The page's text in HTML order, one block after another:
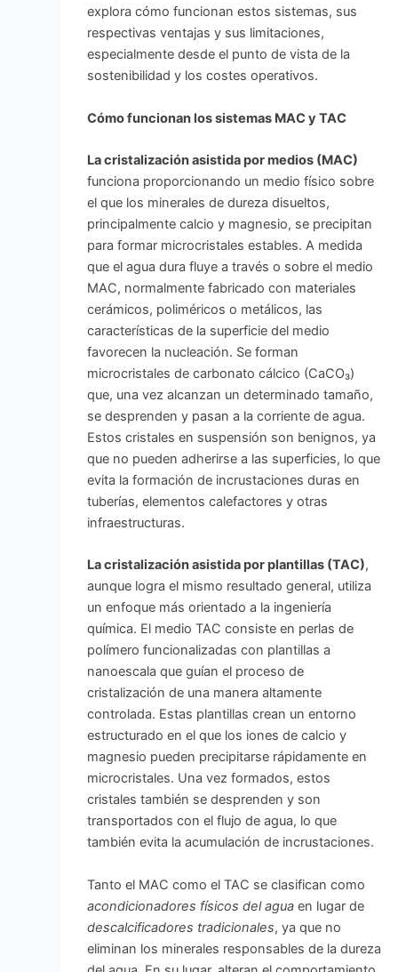
explora cómo funcionan estos sistemas, sus
respectivas ventajas y sus limitaciones,
especialmente desde el punto de vista de la
sostenibilidad y los costes operativos.
Cómo funcionan los sistemas MAC y TAC
La cristalización asistida por medios (MAC)
funciona proporcionando un medio físico sobre
el que los minerales de dureza disueltos,
principalmente calcio y magnesio, se precipitan
para formar microcristales estables. A medida
que el agua dura fluye a través o sobre el medio
MAC, normalmente fabricado con materiales
cerámicos, poliméricos o metálicos, las
características de la superficie del medio
favorecen la nucleación. Se forman
microcristales de carbonato cálcico (CaCO₃)
que, una vez alcanzan un determinado tamaño,
se desprenden y pasan a la corriente de agua.
Estos cristales en suspensión son benignos, ya
que no pueden adherirse a las superficies, lo que
evita la formación de incrustaciones duras en
tuberías, elementos calefactores y otras
infraestructuras.
La cristalización asistida por plantillas (TAC),
aunque logra el mismo resultado general, utiliza
un enfoque más orientado a la ingeniería
química. El medio TAC consiste en perlas de
polímero funcionalizadas con plantillas a
nanoescala que guían el proceso de
cristalización de una manera altamente
controlada. Estas plantillas crean un entorno
estructurado en el que los iones de calcio y
magnesio pueden precipitarse rápidamente en
microcristales. Una vez formados, estos
cristales también se desprenden y son
transportados con el flujo de agua, lo que
también evita la acumulación de incrustaciones.
Tanto el MAC como el TAC se clasifican como
acondicionadores físicos del aguaen lugar de
descalcificadores tradicionales, ya que no
eliminan los minerales responsables de la dureza